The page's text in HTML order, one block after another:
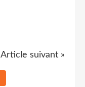
Article suivant »